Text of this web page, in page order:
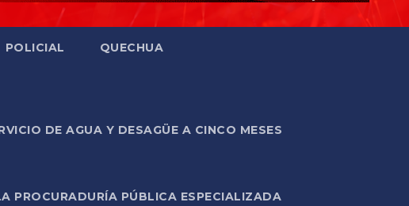
POLICIAL QUECHUA
DE AGUA Y DESAGÜE A CINCO MESES
PROCURADURÍA PÚBLICA ESPECIALIZADA